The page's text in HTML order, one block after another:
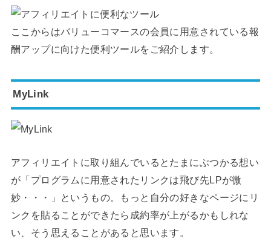
ここからはバリューコマースの会員に用意されている報
酬アップに向けた便利ツールをご紹介します。
MyLink
アフィリエイトに取り組んでいるとたまにぶつかる想い
が「プログラムに用意されたリンクは飛び先LPが微
妙・・・」というもの。もっと自分の好きなページにリ
ンクを貼ることができたら成約率が上がるかもしれな
い、そう思えることがあると思います。